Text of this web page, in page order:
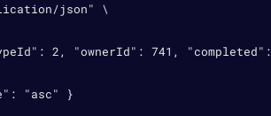
json" \
2, "ownerId": 741,
"asc" }